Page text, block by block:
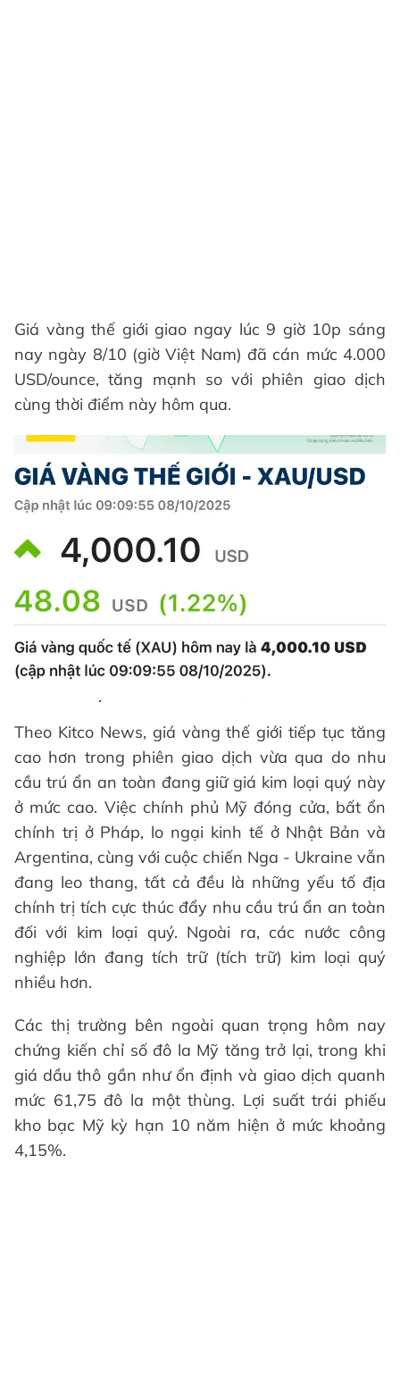
Giá vàng thế giới giao ngay lúc 9 giờ 10p sáng
nay ngày 8/10 (giờ Việt Nam) đã cán mức 4.000
USD/ounce, tăng mạnh so với phiên giao dịch
cùng thời điểm này hôm qua.
Theo Kitco News, giá vàng thế giới tiếp tục tăng
cao hơn trong phiên giao dịch vừa qua do nhu
cầu trú ẩn an toàn đang giữ giá kim loại quý này
ở mức cao. Việc chính phủ Mỹ đóng cửa, bất ổn
chính trị ở Pháp, lo ngại kinh tế ở Nhật Bản và
Argentina, cùng với cuộc chiến Nga - Ukraine vẫn
đang leo thang, tất cả đều là những yếu tố địa
chính trị tích cực thúc đẩy nhu cầu trú ẩn an toàn
đối với kim loại quý. Ngoài ra, các nước công
nghiệp lớn đang tích trữ (tích trữ) kim loại quý
nhiều hơn.
Các thị trường bên ngoài quan trọng hôm nay
chứng kiến chỉ số đô la Mỹ tăng trở lại, trong khi
giá dầu thô gần như ổn định và giao dịch quanh
mức 61,75 đô la một thùng. Lợi suất trái phiếu
kho bạc Mỹ kỳ hạn 10 năm hiện ở mức khoảng
4,15%.